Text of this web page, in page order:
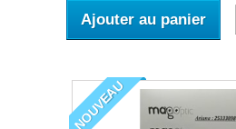
Ajouter au panier
NOUVEAU